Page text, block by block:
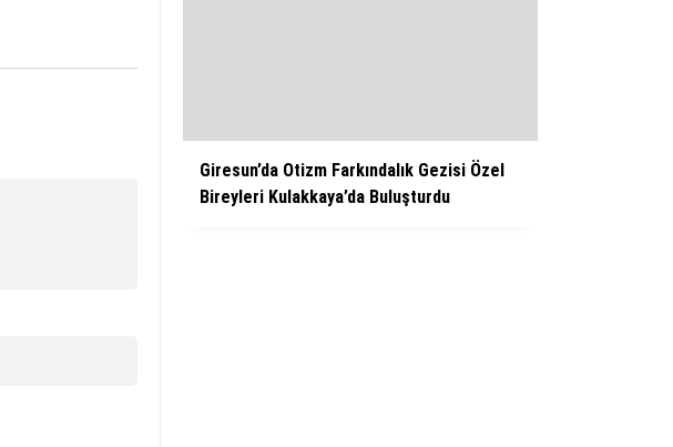
Giresun’da Otizm Farkındalık Gezisi Özel
Bireyleri Kulakkaya’da Buluşturdu